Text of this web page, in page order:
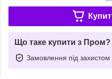
Що таке купити з Пром?
Замовлення під захистом